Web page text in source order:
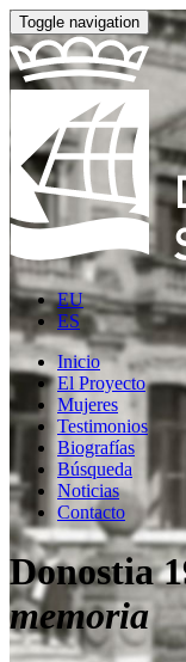
Toggle navigation
EU
ES
Inicio
El Proyecto
Mujeres
Testimonios
Biografías
Búsqueda
Noticias
Contacto
Donostia
memoria